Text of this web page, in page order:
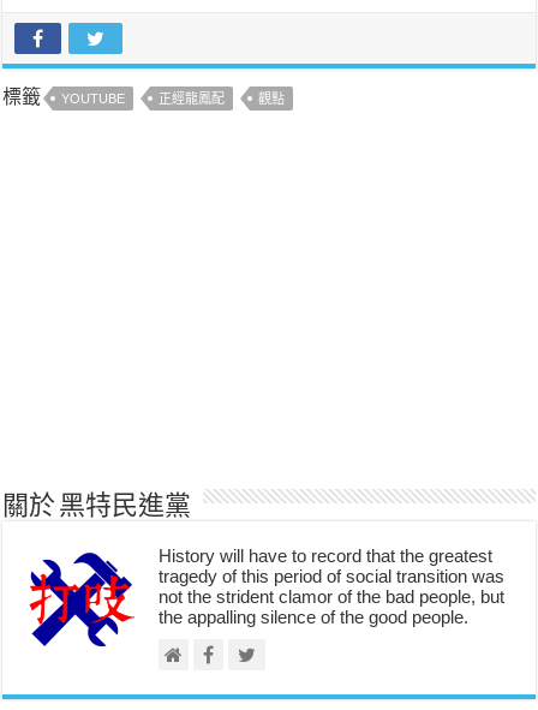
標籤 YOUTUBE 正經龍鳳配 觀點
關於 黑特民進黨
History will have to record that the greatest
tragedy of this period of social transition was
not the strident clamor of the bad people, but
the appalling silence of the good people.